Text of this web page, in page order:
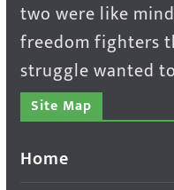
two were like
freedom fighters
struggle wanted
Site Map
Home